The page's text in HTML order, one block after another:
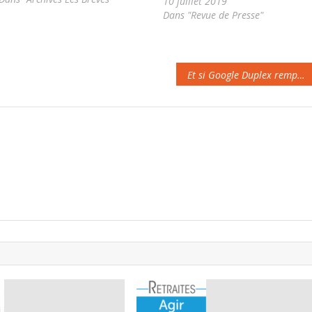
Dans "Revue de Presse"
Et si Google Duplex remplaçait les humains dans les centres d’appel ?